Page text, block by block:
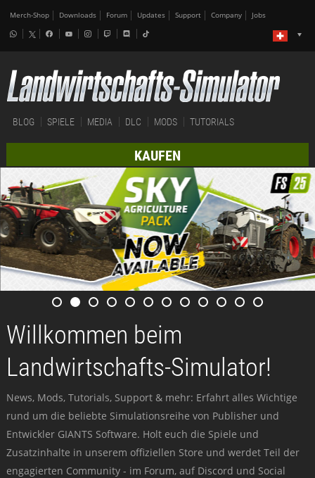
Merch-Shop Downloads Forum Updates Support Company Jobs
BLOG SPIELE MEDIA DLC MODS TUTORIALS
KAUFEN
Willkommen beim
Landwirtschafts-Simulator!
News, Mods, Tutorials, Support & mehr: Erfahrt alles Wichtige
rund um die beliebte Simulationsreihe von Publisher und
Entwickler GIANTS Software. Holt euch die Spiele und
Zusatzinhalte in unserem offiziellen Store und werdet Teil der
engagierten Community - im Forum, auf Discord und Social